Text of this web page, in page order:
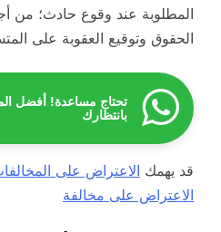
المطلوبة عند وقوع حادث؛ من
الحقوق وتوقيع العقوبة على
تحتاج مساعدة! أفضل
بانتظارك
قد يهمك الاعتراض على
الاعتراض على مخالفة